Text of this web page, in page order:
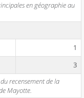
en géographie au
1
3
recensement de la
Mayotte.